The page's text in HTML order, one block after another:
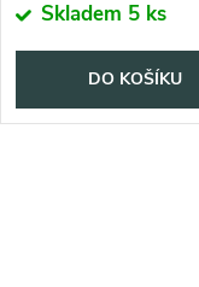
Skladem 5 ks
DO KOŠÍKU